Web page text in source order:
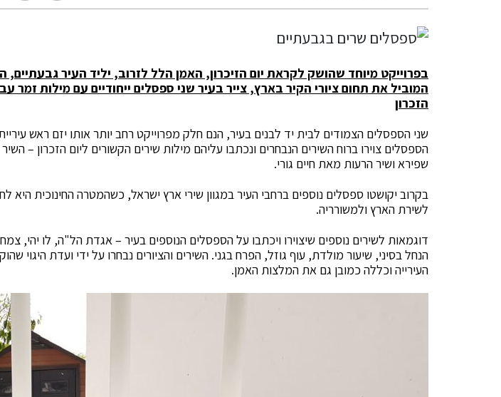
בפרוייקט מיוחד שהושק לקראת יום הזיכרון, האמן הלל לזרוב, יליד העיר גבעתיים,
המוביל את תחום ציורי הקיר בארץ, צייר בעיר שני ספסלים ייחודיים עם מילות זמר
הזכרון
שני הספסלים הצמודים לבית יד לבנים בעיר, הנם חלק מפרוייקט רחב יותר אותו יזם ראש
הספסלים צוירו ברוח השירים הנבחרים ונכתבו עליהם מילות שירים הקשורים ליום הזכרון –
שפירא ושיר הרעות מאת חיים גורי.
בקרוב יקושטו ספסלים נוספים ברחבי העיר במגוון שירי ארץ ישראל, כשהמטרה החינוכית היא
לשירת הארץ ולמשורריה.
דוגמאות לשירים נוספים שיצוירו ויכתבו על הספסלים הנוספים בעיר – אגדת הל"ה, לו יהי,
הנחל בסיני, שיעור מולדת, עוף גוזל, הפרח בגני. השירים והציורים נבחרו על ידי ועדת היגוי
העירייה וכללה כמובן גם את המלצות האמן.